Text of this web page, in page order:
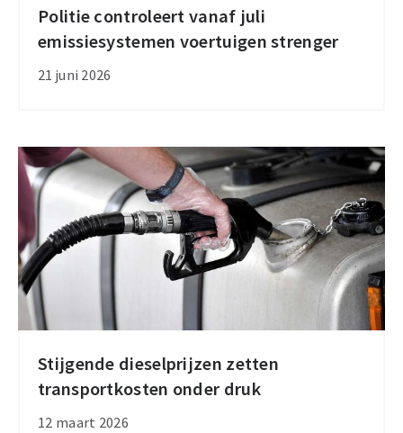
Politie controleert vanaf juli
emissiesystemen voertuigen strenger
21 juni 2026
Politie
controleert
vanaf
voertuigen
strenger
Stijgende dieselprijzen zetten
transportkosten onder druk
12 maart 2026
Stijgende
dieselprijzen
zetten